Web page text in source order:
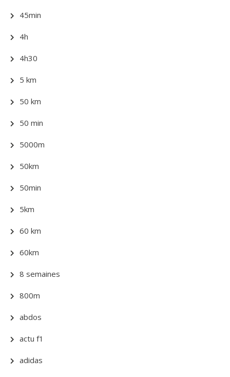
45min
4h
4h30
5 km
50 km
50 min
5000m
50km
50min
5km
60 km
60km
8 semaines
800m
abdos
actu f1
adidas